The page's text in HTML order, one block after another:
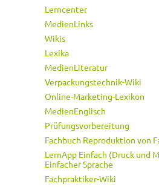
Lerncenter
MedienLinks
Wikis
Lexika
MedienLiteratur
Verpackungstechnik-Wiki
Online-Marketing-Lexikon
MedienEnglisch
Prüfungsvorbereitung
Fachbuch Reproduktion von
LernApp Einfach (Druck und
Einfacher Sprache
Fachpraktiker-Wiki